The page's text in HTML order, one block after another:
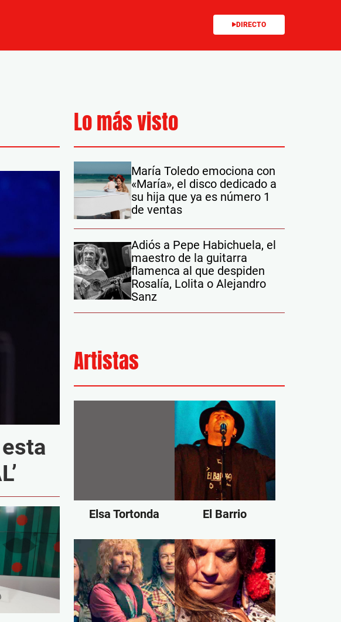
DIRECTO
Lo más visto
María Toledo emociona con
«María», el disco dedicado a
su hija que ya es número 1
de ventas
Adiós a Pepe Habichuela, el
maestro de la guitarra
flamenca al que despiden
Rosalía, Lolita o Alejandro
Sanz
Artistas
Elsa Tortonda El Barrio